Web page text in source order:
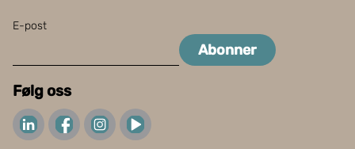
E-post
Abonner
Følg oss